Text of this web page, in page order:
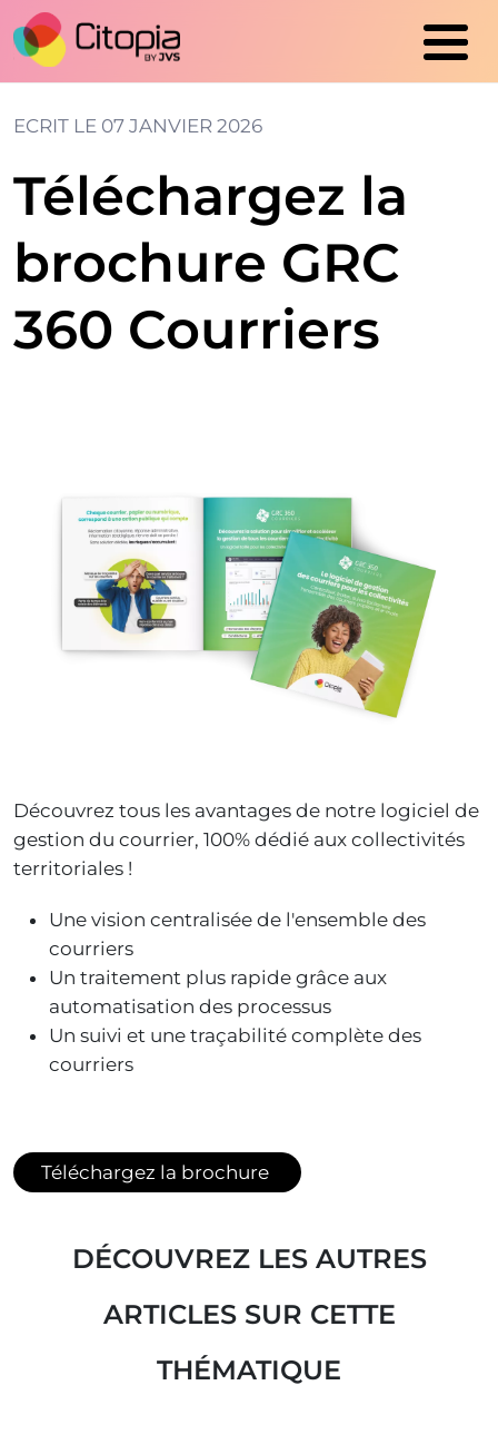
ECRIT LE 07 JANVIER 2026
Téléchargez la
brochure GRC
360 Courriers
Découvrez tous les avantages de notre logiciel de
gestion du courrier, 100% dédié aux collectivités
territoriales !
Une vision centralisée de l'ensemble des
courriers
Un traitement plus rapide grâce aux
automatisation des processus
Un suivi et une traçabilité complète des
courriers
Téléchargez la brochure
DÉCOUVREZ LES AUTRES
ARTICLES SUR CETTE
THÉMATIQUE
Cookies management panel